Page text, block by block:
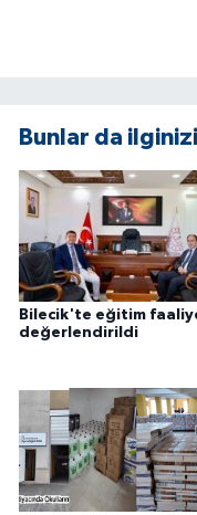
Bunlar da
Bilecik'te eğitim
değerlendirildi